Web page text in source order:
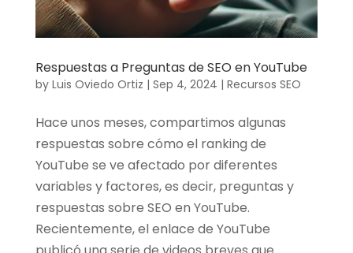
Respuestas a Preguntas de SEO en YouTube
by Luis Oviedo Ortiz | Sep 4, 2024 | Recursos SEO
Hace unos meses, compartimos algunas
respuestas sobre cómo el ranking de
YouTube se ve afectado por diferentes
variables y factores, es decir, preguntas y
respuestas sobre SEO en YouTube.
Recientemente, el enlace de YouTube